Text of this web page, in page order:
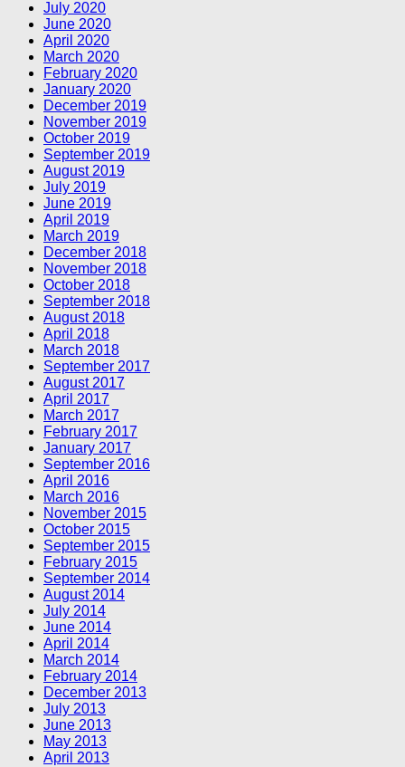
July 2020
June 2020
April 2020
March 2020
February 2020
January 2020
December 2019
November 2019
October 2019
September 2019
August 2019
July 2019
June 2019
April 2019
March 2019
December 2018
November 2018
October 2018
September 2018
August 2018
April 2018
March 2018
September 2017
August 2017
April 2017
March 2017
February 2017
January 2017
September 2016
April 2016
March 2016
November 2015
October 2015
September 2015
February 2015
September 2014
August 2014
July 2014
June 2014
April 2014
March 2014
February 2014
December 2013
July 2013
June 2013
May 2013
April 2013